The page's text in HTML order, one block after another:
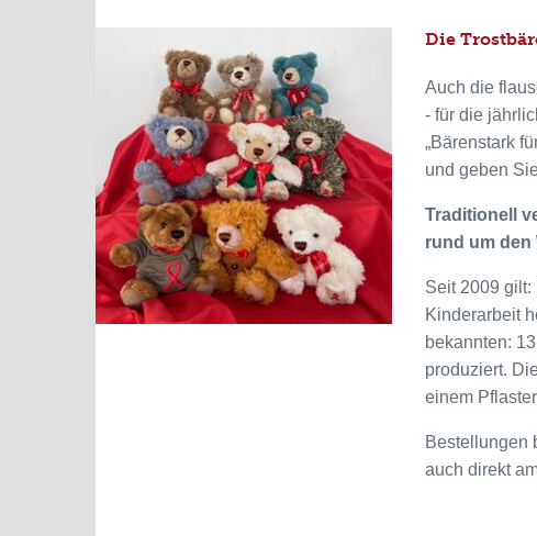
Die
Auch die
- für die
„Bärenstark
und geben
Traditionell
rund um den
Seit 2009
Kinderarbeit
bekannten:
produziert.
einem
Bestellungen
auch direkt